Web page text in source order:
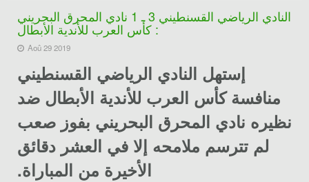
النادي الرياضي القسنطيني 3 ـ 1 نادي المحرق البحريني
: كأس العرب للأندية الأبطال
Aoû 29 2019
إستهل النادي الرياضي القسنطيني
منافسةكأس العرب للأندية الأبطال ضد
نظيره نادي المحرق البحريني بفوز صعب
لم تترسم ملامحه إلا في العشر دقائق
الأخيرة من المباراة.